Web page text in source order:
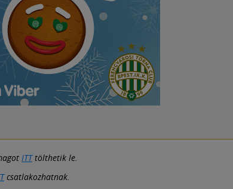
ITTtölthetik le.
csatlakozhatnak.